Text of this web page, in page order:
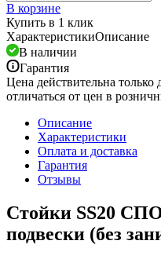
В корзине
Купить в 1 клик
ХарактеристикиОписание
В наличии
Гарантия
Цена действительна
отличаться от цен в
Описание
Характеристики
Оплата и доставка
Гарантия
Отзывы
Стойки SS20
подвески (без